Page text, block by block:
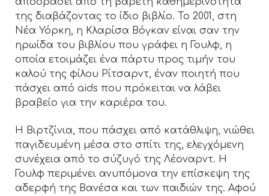
της διαβάζοντας το ίδιο βιβλίο. Το 2001, στη
Νέα Υόρκη, η Κλαρίσα Βόγκαν είναι σαν την
ηρωίδα του βιβλίου που γράφει η Γουλφ, η
οποία ετοιμάζει ένα πάρτυ προς τιμήν του
καλού της φίλου Ρίτσαρντ, έναν ποιητή που
πάσχει από aids που πρόκειται να λάβει
βραβείο για την καριέρα του.
Η Βιρτζίνια, που πάσχει από κατάθλιψη, νιώθει
παγιδευμένη μέσα στο σπίτι της, ελεγχόμενη
συνέχεια από το σύζυγό της Λέοναρντ. Η
Γουλφ περιμένει ανυπόμονα την επίσκεψη της
αδερφή της Βανέσα και των παιδιών της. Αφού